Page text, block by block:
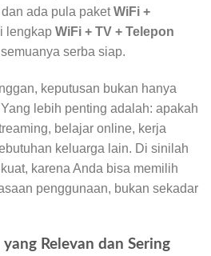
ada pula paketWiFi +
lengkap WiFi + TV + Telepon
serba siap.
keputusan bukan hanya
lebih penting adalah: apakah
belajar online, kerja
keluarga lain. Di sinilah
karena Anda bisa memilih
penggunaan, bukan sekadar
Relevan dan Sering